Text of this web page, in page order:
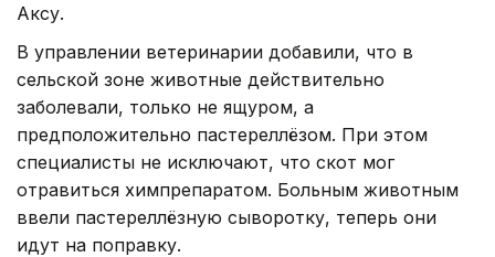
Аксу.
В управлении ветеринарии добавили, что в
сельской зоне животные действительно
заболевали, только не ящуром, а
предположительно пастереллёзом. При этом
специалисты не исключают, что скот мог
отравиться химпрепаратом. Больным животным
ввели пастереллёзную сыворотку, теперь они
идут на поправку.